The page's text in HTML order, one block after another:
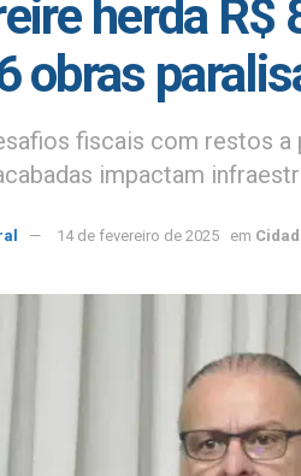
herda
obras
fiscais com restos a
impactam
14 de fevereiro de 2025 em